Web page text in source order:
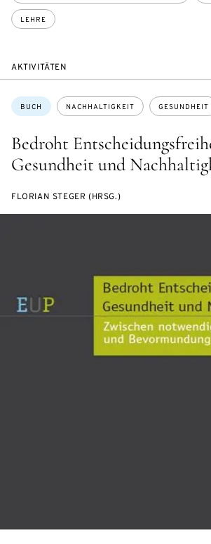
LEHRE
AKTIVITÄTEN
Bedroht
Gesundheit und
Themen:
BUCH NACHHALTIGKEIT GESUNDHEIT
FLORIAN STEGER (HRSG.)